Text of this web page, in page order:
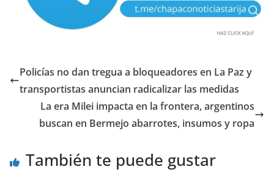
Policías no dan tregua a bloqueadores en La Paz y
transportistas anuncian radicalizar las medidas
La era Milei impacta en la frontera, argentinos
buscan en Bermejo abarrotes, insumos y ropa
También te puede gustar